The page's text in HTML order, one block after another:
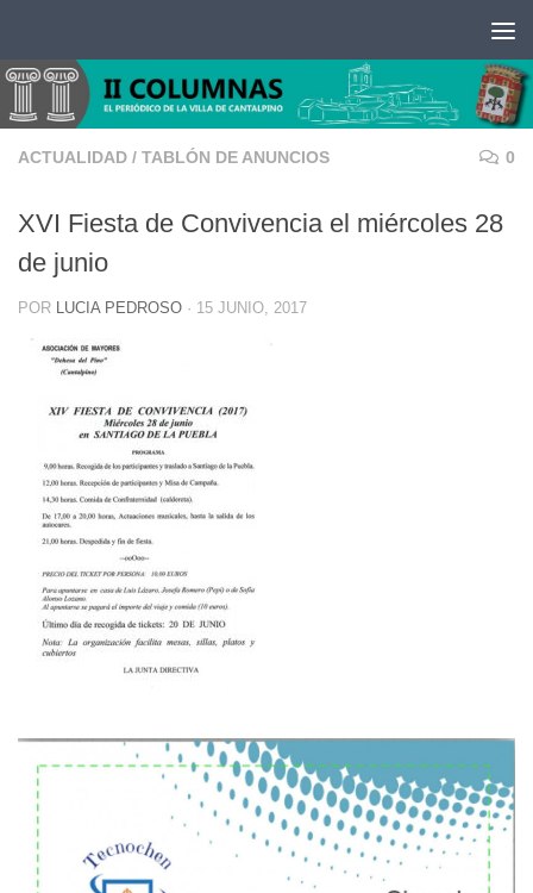
ACTUALIDAD / TABLÓN DE ANUNCIOS 0
XVI Fiesta de Convivencia el miércoles 28
de junio
POR LUCIA PEDROSO · 15 JUNIO, 2017